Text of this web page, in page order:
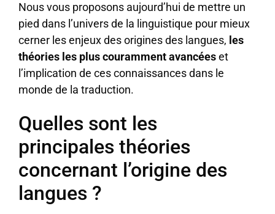
Nous vous proposons aujourd’hui de mettre un
pied dans l’univers de la linguistique pour mieux
cerner les enjeux des origines des langues, les
théories les plus couramment avancéeset
l’implication de ces connaissances dans le
monde de la traduction.
Quelles sont les
principales théories
concernant l’origine des
langues ?